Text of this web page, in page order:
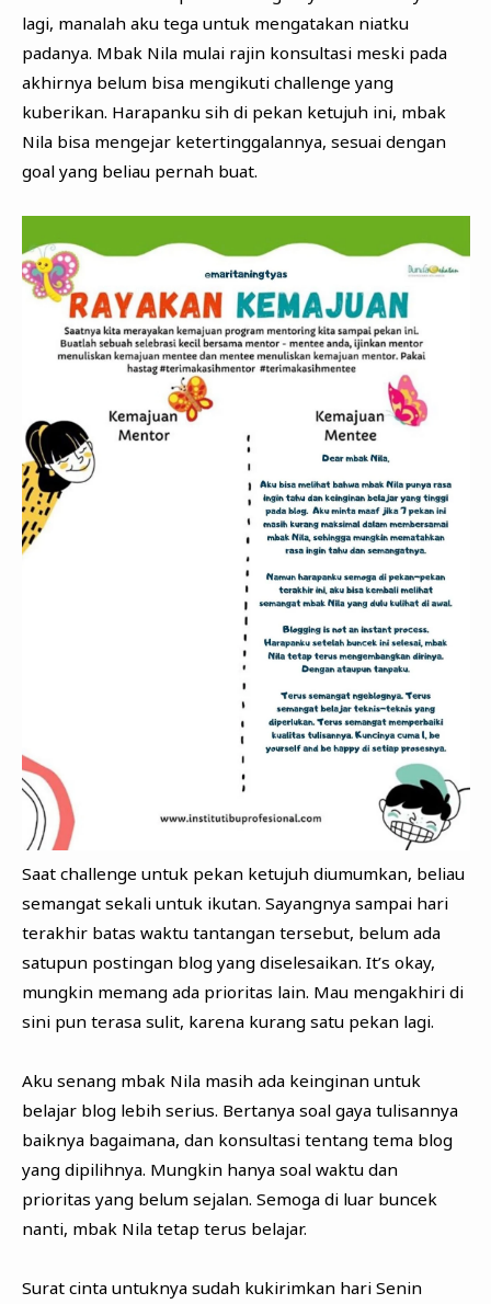
lagi, manalah aku tega untuk mengatakan niatku
padanya. Mbak Nila mulai rajin konsultasi meski pada
akhirnya belum bisa mengikuti challenge yang
kuberikan. Harapanku sih di pekan ketujuh ini, mbak
Nila bisa mengejar ketertinggalannya, sesuai dengan
goal yang beliau pernah buat.
Saat challenge untuk pekan ketujuh diumumkan, beliau
semangat sekali untuk ikutan. Sayangnya sampai hari
terakhir batas waktu tantangan tersebut, belum ada
satupun postingan blog yang diselesaikan. It’s okay,
mungkin memang ada prioritas lain. Mau mengakhiri di
sini pun terasa sulit, karena kurang satu pekan lagi.
Aku senang mbak Nila masih ada keinginan untuk
belajar blog lebih serius. Bertanya soal gaya tulisannya
baiknya bagaimana, dan konsultasi tentang tema blog
yang dipilihnya. Mungkin hanya soal waktu dan
prioritas yang belum sejalan. Semoga di luar buncek
nanti, mbak Nila tetap terus belajar.
Surat cinta untuknya sudah kukirimkan hari Senin